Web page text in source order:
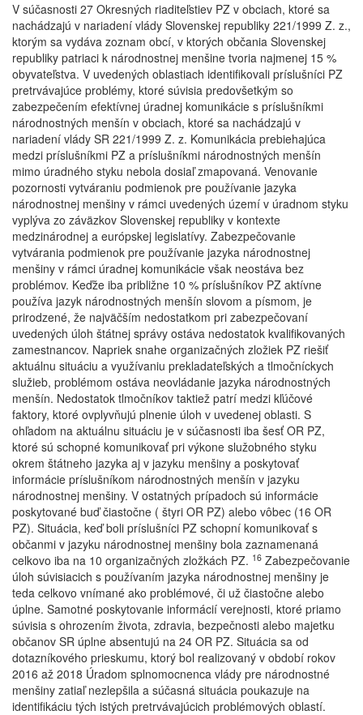
V súčasnosti 27 Okresných riaditeľstiev PZ v obciach, ktoré sa
nachádzajú v nariadení vlády Slovenskej republiky 221/1999 Z. z.,
ktorým sa vydáva zoznam obcí, v ktorých občania Slovenskej
republiky patriaci k národnostnej menšine tvoria najmenej 15 %
obyvateľstva. V uvedených oblastiach identifikovali príslušníci PZ
pretrvávajúce problémy, ktoré súvisia predovšetkým so
zabezpečením efektívnej úradnej komunikácie s príslušníkmi
národnostných menšín v obciach, ktoré sa nachádzajú v
nariadení vlády SR 221/1999 Z. z. Komunikácia prebiehajúca
medzi príslušníkmi PZ a príslušníkmi národnostných menšín
mimo úradného styku nebola dosiaľ zmapovaná. Venovanie
pozornosti vytváraniu podmienok pre používanie jazyka
národnostnej menšiny v rámci uvedených území v úradnom styku
vyplýva zo záväzkov Slovenskej republiky v kontexte
medzinárodnej a európskej legislatívy. Zabezpečovanie
vytvárania podmienok pre používanie jazyka národnostnej
menšiny v rámci úradnej komunikácie však neostáva bez
problémov. Keďže iba približne 10 % príslušníkov PZ aktívne
používa jazyk národnostných menšín slovom a písmom, je
prirodzené, že najväčším nedostatkom pri zabezpečovaní
uvedených úloh štátnej správy ostáva nedostatok kvalifikovaných
zamestnancov. Napriek snahe organizačných zložiek PZ riešiť
aktuálnu situáciu a využívaniu prekladateľských a tlmočníckych
služieb, problémom ostáva neovládanie jazyka národnostných
menšín. Nedostatok tlmočníkov taktiež patrí medzi kľúčové
faktory, ktoré ovplyvňujú plnenie úloh v uvedenej oblasti. S
ohľadom na aktuálnu situáciu je v súčasnosti iba šesť OR PZ,
ktoré sú schopné komunikovať pri výkone služobného styku
okrem štátneho jazyka aj v jazyku menšiny a poskytovať
informácie príslušníkom národnostných menšín v jazyku
národnostnej menšiny. V ostatných prípadoch sú informácie
poskytované buď čiastočne ( štyri OR PZ) alebo vôbec (16 OR
PZ). Situácia, keď boli príslušníci PZ schopní komunikovať s
občanmi v jazyku národnostnej menšiny bola zaznamenaná
celkovo iba na 10 organizačných zložkách PZ. 16 Zabezpečovanie
úloh súvisiacich s používaním jazyka národnostnej menšiny je
teda celkovo vnímané ako problémové, či už čiastočne alebo
úplne. Samotné poskytovanie informácií verejnosti, ktoré priamo
súvisia s ohrozením života, zdravia, bezpečnosti alebo majetku
občanov SR úplne absentujú na 24 OR PZ. Situácia sa od
dotazníkového prieskumu, ktorý bol realizovaný v období rokov
2016 až 2018 Úradom splnomocnenca vlády pre národnostné
menšiny zatiaľ nezlepšila a súčasná situácia poukazuje na
identifikáciu tých istých pretrvávajúcich problémových oblastí.